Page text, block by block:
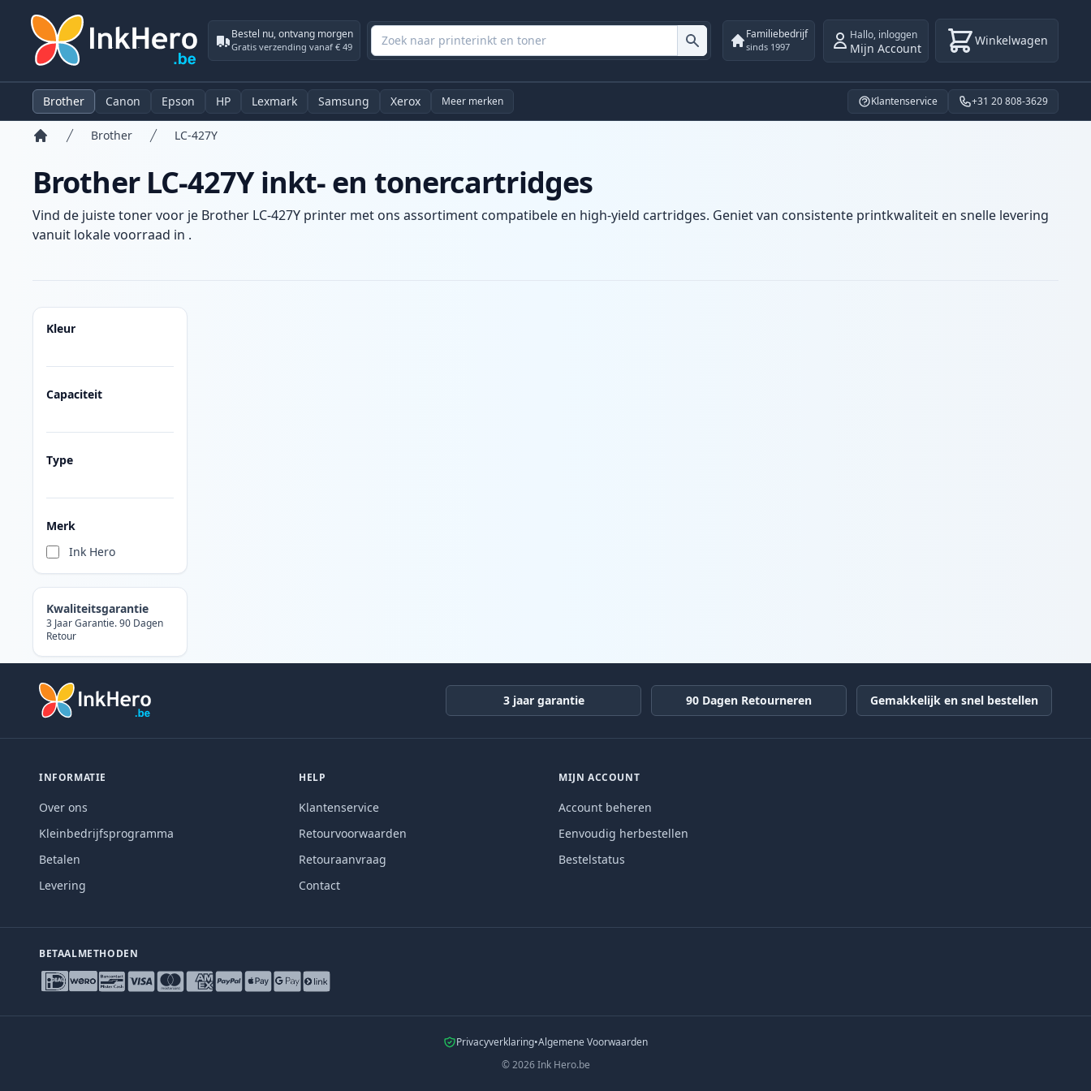
Bestel nu, ontvang morgen
Gratis verzending vanaf € 49
Familiebedrijf
sinds 1997
Hallo, inloggen
Mijn Account Winkelwagen
Brother Canon Epson HP Lexmark Samsung Xerox Meer merken Klantenservice +31 20 808-3629
Brother LC-427Y
Brother LC-427Y inkt- en tonercartridges
Vind de juiste toner voor je Brother LC-427Y printer met ons assortiment compatibele en high-yield cartridges. Geniet van consistente printkwaliteit en snelle levering
vanuit lokale voorraad in .
Kleur
Capaciteit
Type
Merk
Ink Hero
Kwaliteitsgarantie
3 Jaar Garantie. 90 Dagen
Retour
3 jaar garantie 90 Dagen Retourneren Gemakkelijk en snel bestellen
INFORMATIE
Over ons
Kleinbedrijfsprogramma
Betalen
Levering
HELP
Klantenservice
Retourvoorwaarden
Retouraanvraag
Contact
MIJN ACCOUNT
Account beheren
Eenvoudig herbestellen
Bestelstatus
BETAALMETHODEN
Privacyverklaring•Algemene Voorwaarden
©2026 Ink Hero.be